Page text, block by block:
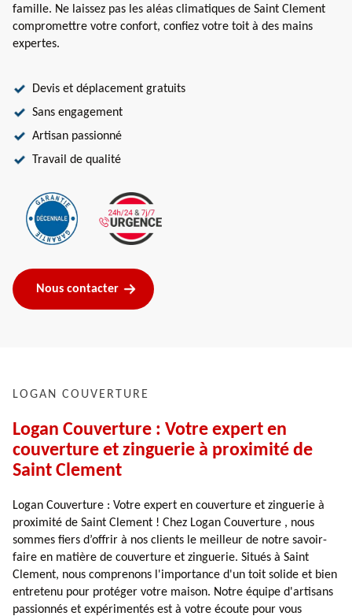
famille. Ne laissez pas les aléas climatiques de Saint Clement
compromettre votre confort, confiez votre toit à des mains
expertes.
Devis et déplacement gratuits
Sans engagement
Artisan passionné
Travail de qualité
Nous contacter
LOGAN COUVERTURE
Logan Couverture : Votre expert en
couverture et zinguerie à proximité de
Saint Clement
Logan Couverture : Votre expert en couverture et zinguerie à
proximité de Saint Clement ! Chez Logan Couverture , nous
sommes fiers d’offrir à nos clients le meilleur de notre savoir-
faire en matière de couverture et zinguerie. Situés à Saint
Clement, nous comprenons l'importance d'un toit solide et bien
entretenu pour protéger votre maison. Notre équipe d'artisans
passionnés et expérimentés est à votre écoute pour vous